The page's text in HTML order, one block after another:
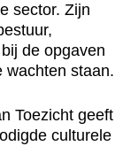
sector. Zijn
de opgaven
wachten staan.
Toezicht geeft
culturele